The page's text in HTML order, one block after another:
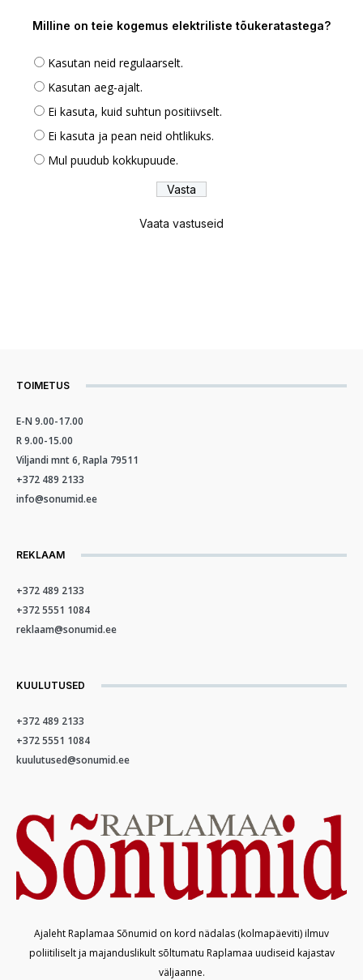
Milline on teie kogemus elektriliste tõukeratastega?
Kasutan neid regulaarselt.
Kasutan aeg-ajalt.
Ei kasuta, kuid suhtun positiivselt.
Ei kasuta ja pean neid ohtlikuks.
Mul puudub kokkupuude.
Vaata vastuseid
TOIMETUS
E-N 9.00-17.00
R 9.00-15.00
Viljandi mnt 6, Rapla 79511
+372 489 2133
info@sonumid.ee
REKLAAM
+372 489 2133
+372 5551 1084
reklaam@sonumid.ee
KUULUTUSED
+372 489 2133
+372 5551 1084
kuulutused@sonumid.ee
Ajaleht Raplamaa Sõnumid on kord nädalas (kolmapäeviti) ilmuv
poliitiliselt ja majanduslikult sõltumatu Raplamaa uudiseid kajastav
väljaanne.